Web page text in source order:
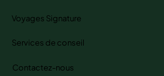
Voyages Signature
Services de conseil
Contactez-nous